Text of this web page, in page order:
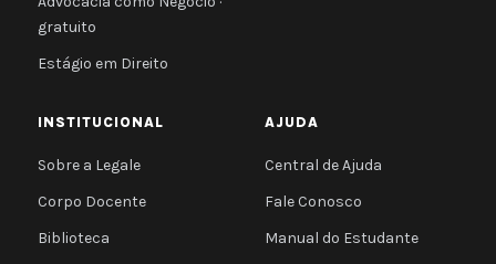
gratuito
Estágio em Direito
INSTITUCIONAL
Sobre a Legale
Corpo Docente
Biblioteca
AJUDA
Central de Ajuda
Fale Conosco
Manual do Estudante